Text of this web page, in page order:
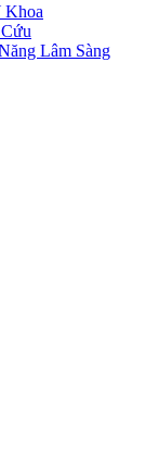
Khoa
Lâm Sàng